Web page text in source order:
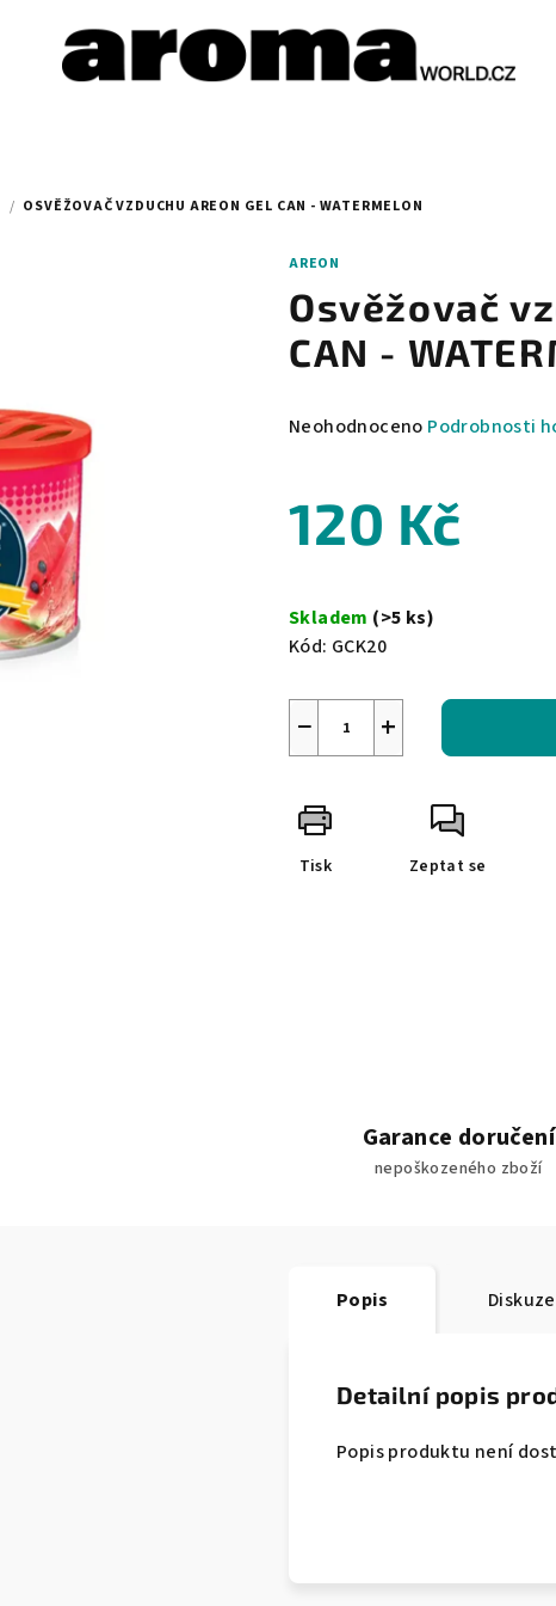
/ OSVĚŽOVAČ VZDUCHU AREON GEL CAN - WATERMELON
AREON
Osvěžovač
CAN -
Průměrné
je
0,0
hvězdiček.
Neohodnoceno Podrobnosti
120 Kč
cena:
Skladem (>5 ks)
Kód: GCK20
+
−
Tisk Zeptat se
Garance doručení
nepoškozeného zboží
Popis Diskuze
Detailní popis
Popis produktu není